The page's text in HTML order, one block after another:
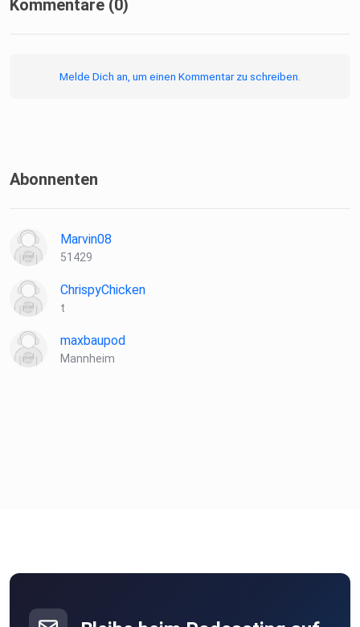
https://www.instagram.com/animus
Hosted on Acast. See acast.com/privacy for more
information.
Kommentare (0)
Melde Dich an, um einen Kommentar zu schreiben.
Abonnenten
Marvin08
51429
ChrispyChicken
t
maxbaupod
Mannheim